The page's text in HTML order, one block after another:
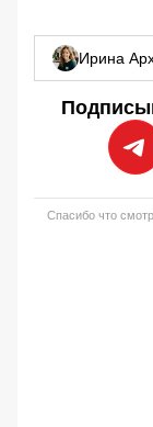
Ирина
Спасибо что